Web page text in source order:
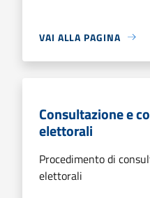
VAI ALLA PAGINA
Consultazione e
elettorali
Procedimento di
elettorali